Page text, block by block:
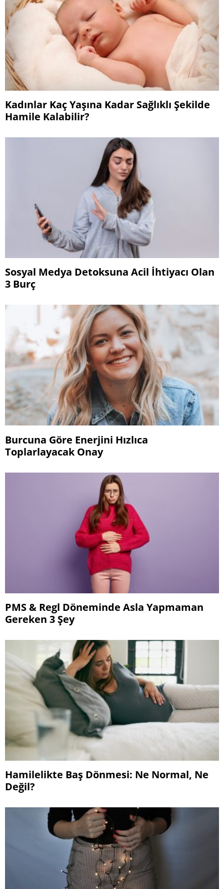
Kadınlar Kaç Yaşına Kadar Sağlıklı Şekilde
Hamile Kalabilir?
Sosyal Medya Detoksuna Acil İhtiyacı Olan
3 Burç
Burcuna Göre Enerjini Hızlıca
Toplarlayacak Onay
PMS & Regl Döneminde Asla Yapmaman
Gereken 3 Şey
Hamilelikte Baş Dönmesi: Ne Normal, Ne
Değil?